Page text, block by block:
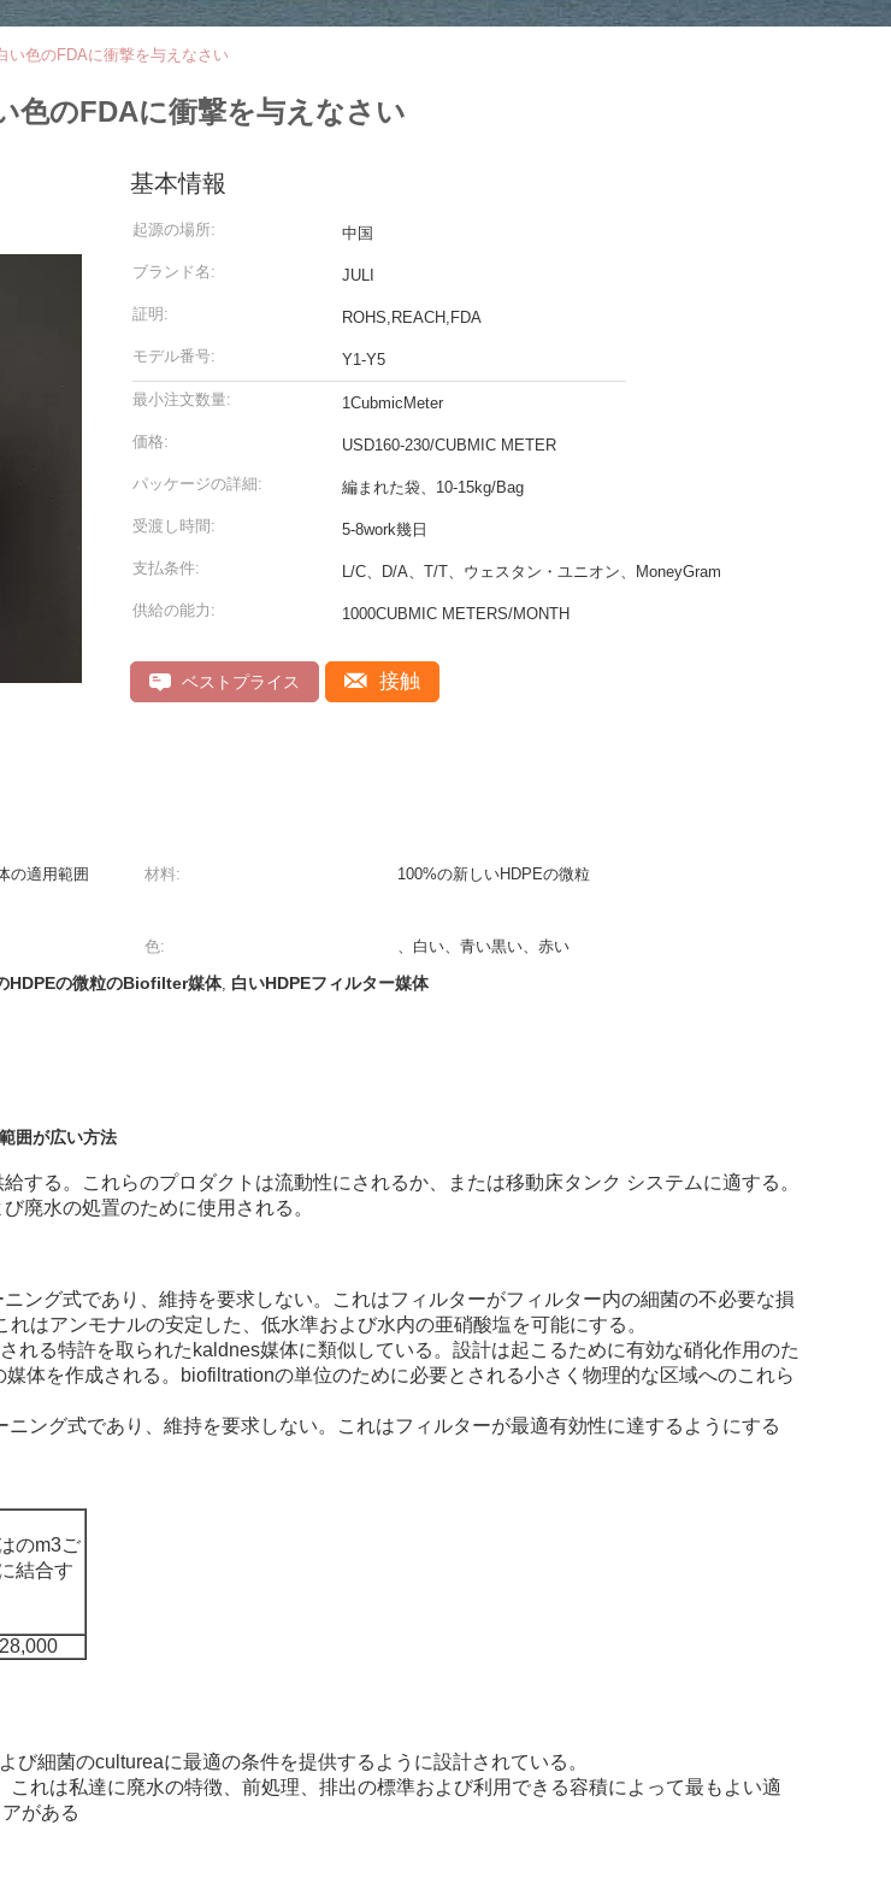
い色のFDAに衝撃を与えなさい
色のFDAに衝撃を与えなさい
基本情報
起源の場所: 中国
ブランド名: JULI
証明: ROHS,REACH,FDA
モデル番号: Y1-Y5
最小注文数量: 1CubmicMeter
価格: USD160-230/CUBMIC METER
パッケージの詳細: 編まれた袋、10-15kg/Bag
受渡し時間: 5-8work幾日
支払条件: L/C、D/A、T/T、ウェスタン・ユニオン、MoneyGram
供給の能力: 1000CUBMIC METERS/MONTH
ベストプライス 接触
の適用範囲
材料: 100%の新しいHDPEの微粒
色:
、白い、青い黒い、赤い
HDPEの微粒のBiofilter媒体, 白いHDPEフィルター媒体
囲が広い方法
る。これらのプロダクトは流動性にされるか、または移動床タンク システムに適する。
廃水の処置のために使用される。
ング式であり、維持を要求しない。これはフィルターがフィルター内の細菌の不必要な損
はアンモナルの安定した、低水準および水内の亜硝酸塩を可能にする。
れる特許を取られたkaldnes媒体に類似している。設計は起こるために有効な硝化作用のた
体を作成される。biofiltrationの単位のために必要とされる小さく物理的な区域へのこれら
ング式であり、維持を要求しない。これはフィルターが最適有効性に達するようにする
のm3ご
結合す
細菌のcultureaに最適の条件を提供するように設計されている。
れは私達に廃水の特徴、前処理、排出の標準および利用できる容積によって最もよい適
がある